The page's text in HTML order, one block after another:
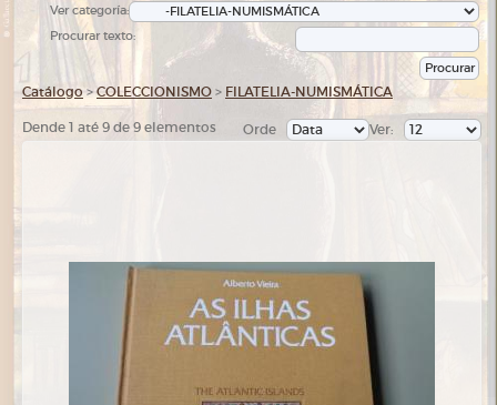
Ver categoría:
Procurar texto:
Catálogo >COLECCIONISMO > FILATELIA-NUMISMÁTICA
Dende 1 até 9 de 9 elementos Ver:
Orde